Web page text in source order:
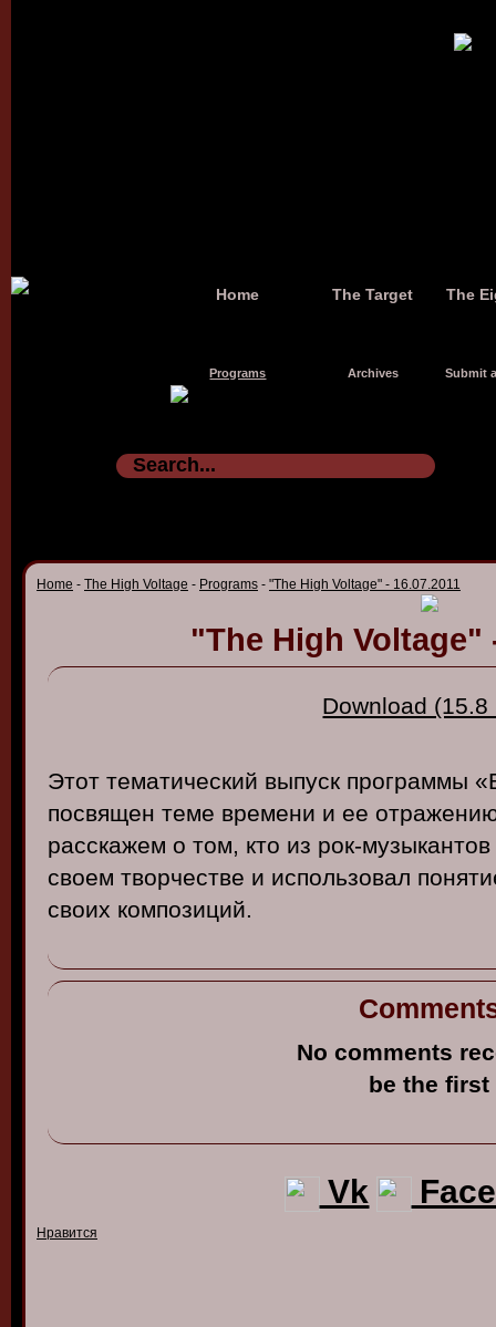
Home The Target The
Programs Archives Submit
Home - The High Voltage - Programs - "The High Voltage" - 16.07.2011
"The High Voltage"
Download (15.8
Этот тематический выпуск программы
посвящен теме времени и ее
расскажем о том, кто из рок-музыкантов
своем творчестве и использовал
своих композиций.
No comments
be the first
Vk
Нравится